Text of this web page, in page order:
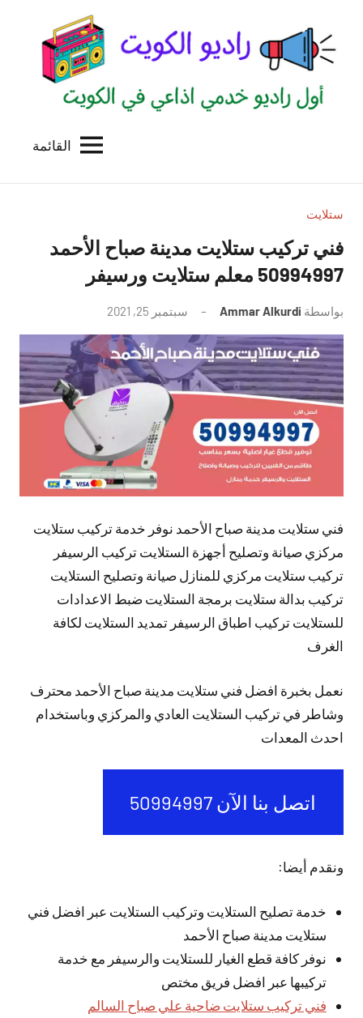
المحتوى
الكويت
للاعلانات
بالكويت
القائمة
ستلايت
فني تركيب ستلايت مدينة صباح الأحمد
50994997 معلم ستلايت ورسيفر
بواسطة Ammar Alkurdi سبتمبر 25, 2021
توجد
تعليقات
فني ستلايت مدينة صباح الأحمد نوفر خدمة تركيب ستلايت
مركزي صيانة وتصليح أجهزة الستلايت تركيب الرسيفر
تركيب ستلايت مركزي للمنازل صيانة وتصليح الستلايت
تركيب بدالة ستلايت برمجة الستلايت ضبط الاعدادات
للستلايت تركيب اطباق الرسيفر تمديد الستلايت لكافة
الغرف
نعمل بخبرة افضل فني ستلايت مدينة صباح الأحمد محترف
وشاطر في تركيب الستلايت العادي والمركزي وباستخدام
احدث المعدات
اتصل بنا الآن 50994997
ونقدم أيضا:
خدمة تصليح الستلايت وتركيب الستلايت عبر افضل فني
ستلايت مدينة صباح الأحمد
نوفر كافة قطع الغيار للستلايت والرسيفر مع خدمة
تركيبها عبر افضل فريق مختص
فني تركيب ستلايت ضاحية علي صباح السالم